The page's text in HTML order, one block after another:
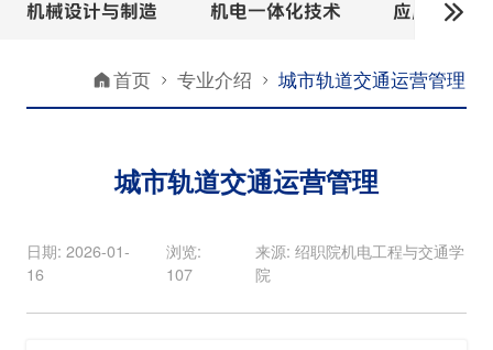
机械设计与制造 机电一体化技术 应用电子技
首页 专业介绍 城市轨道交通运营管理
城市轨道交通运营管理
日期: 2026-01-
16
浏览:
107
来源: 绍职院机电工程与交通学
院